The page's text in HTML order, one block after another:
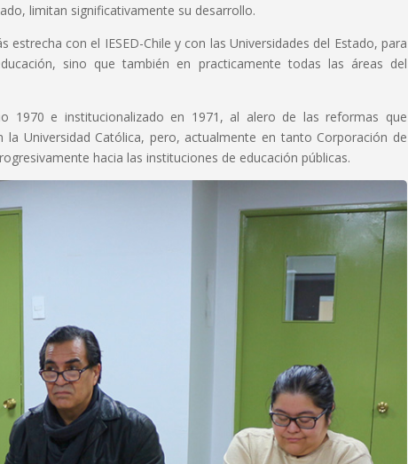
limitan significativamente su desarrollo.
con el IESED-Chile y con las Universidades del Estado, para
sino que también en practicamente todas las áreas del
1970 e institucionalizado en 1971, al alero de las reformas que
Universidad Católica, pero, actualmente en tanto Corporación de
hacia las instituciones de educación públicas.